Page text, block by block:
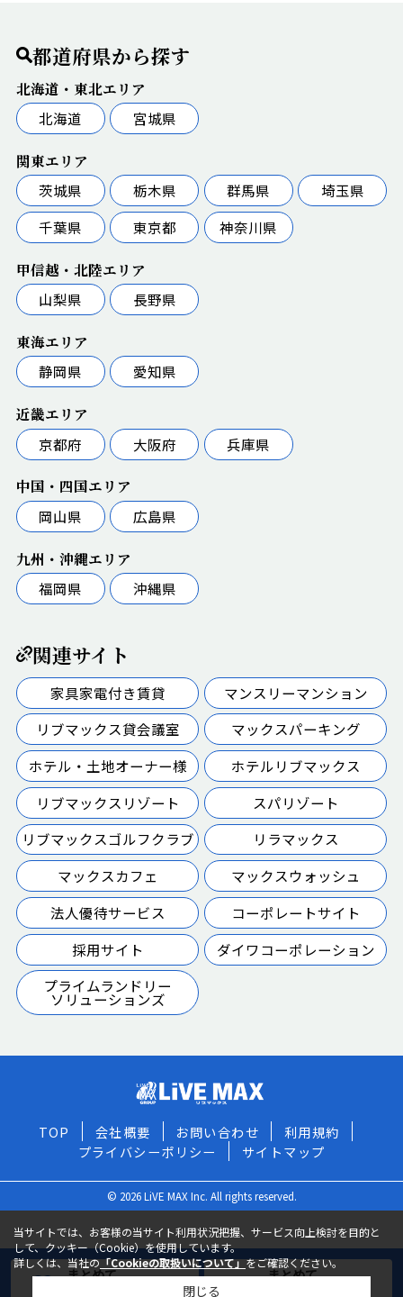
まとめて
まとめて
都道府県から探す
北海道・東北エリア
北海道
宮城県
関東エリア
茨城県
栃木県 群馬県
埼玉県
千葉県
東京都 神奈川県
甲信越・北陸エリア
山梨県
長野県
東海エリア
静岡県
愛知県
近畿エリア
京都府
大阪府 兵庫県
中国・四国エリア
岡山県
広島県
九州・沖縄エリア
福岡県
沖縄県
関連サイト
家具家電付き賃貸
マンスリーマンション
リブマックス貸会議室
マックスパーキング
ホテル・土地オーナー様
ホテルリブマックス
リブマックスリゾート
スパリゾート
リブマックスゴルフクラブ
リラマックス
マックスカフェ
マックスウォッシュ
法人優待サービス
コーポレートサイト
採用サイト
ダイワコーポレーション
プライムランドリー
ソリューションズ
TOP 会社概要 お問い合わせ
利用規約
プライバシーポリシー
サイトマップ
© 2026 LiVE MAX Inc. All rights reserved.
当サイトでは、お客様の当サイト利用状況把握、サービス向上検討を目的と
して、クッキー（Cookie）を使用しています。
詳しくは、当社の「Cookieの取扱いについて」をご確認ください。
閉じる